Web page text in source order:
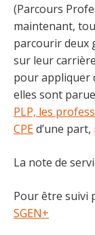
(Parcours
maintenant,
parcourir deux
sur leur
pour appliquer
elles sont
PLP, les
CPEd’une part,
La note de
Pour être suivi
SGEN+